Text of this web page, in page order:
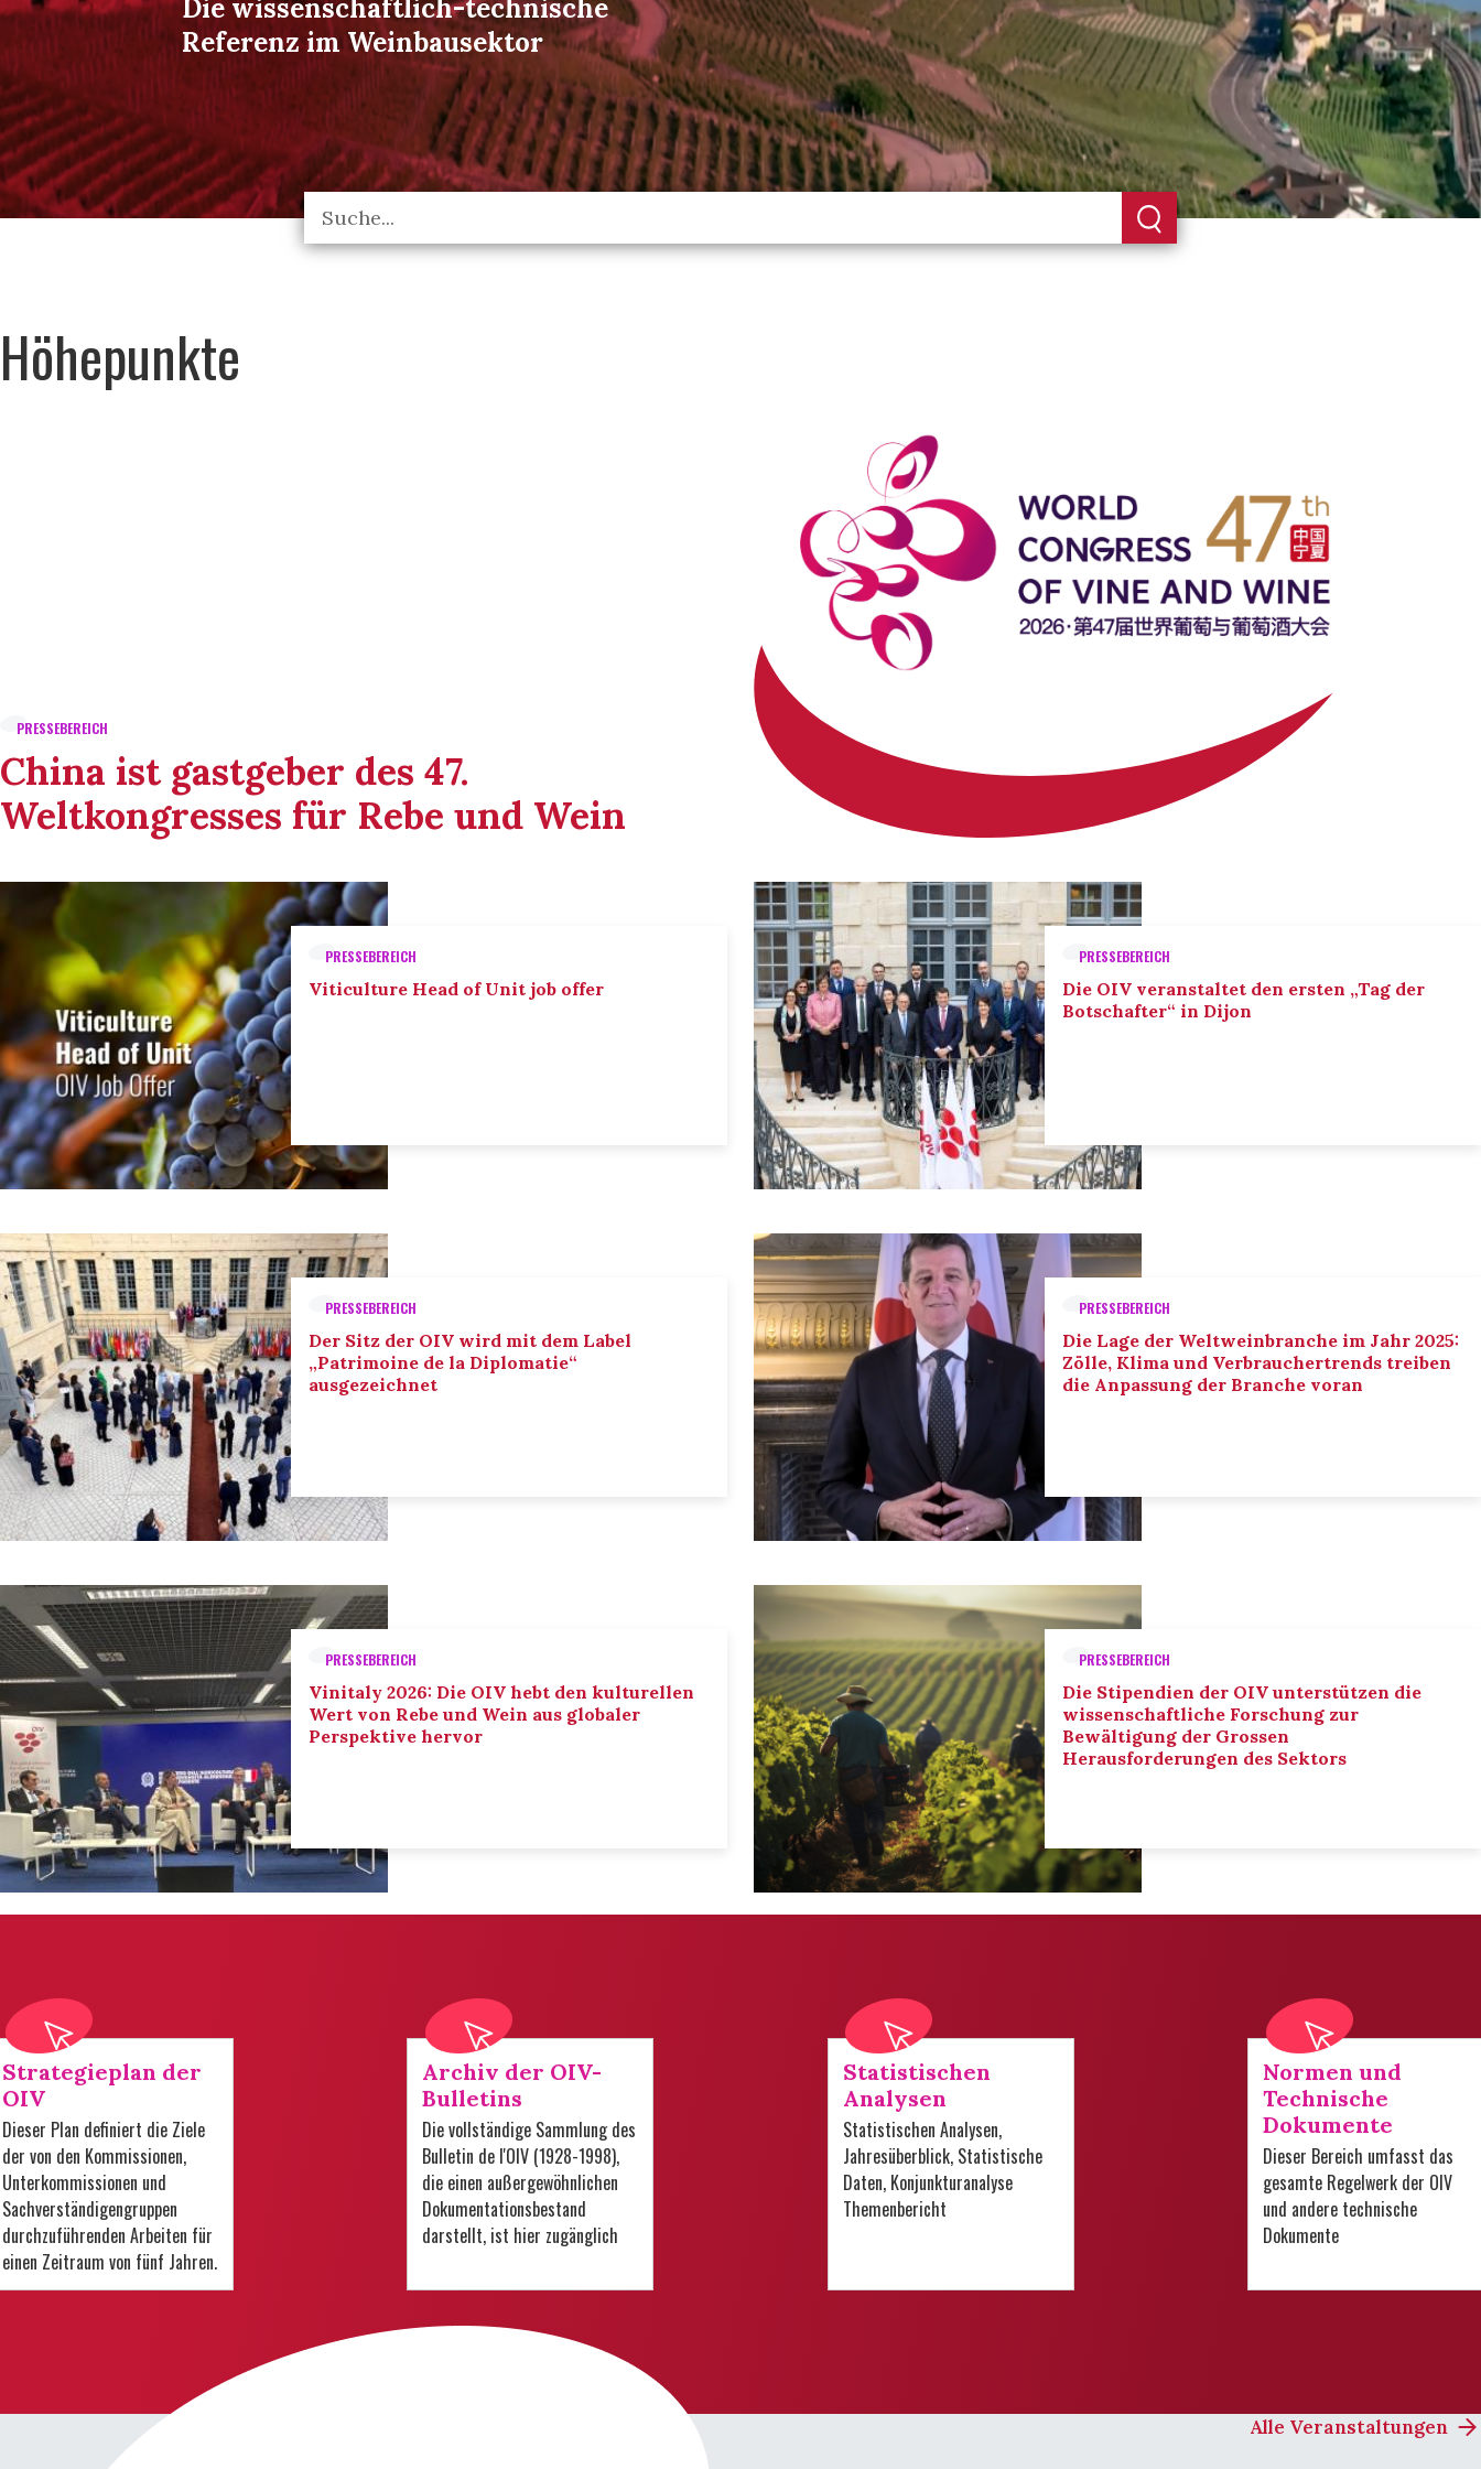
Die wissenschaftlich-technische
Referenz im Weinbausektor
Höhepunkte
PRESSEBEREICH
China ist gastgeber des 47.
Weltkongresses für Rebe und Wein
PRESSEBEREICH
Viticulture Head of Unit job offer
PRESSEBEREICH
Die OIV veranstaltet den ersten „Tag der
Botschafter“ in Dijon
PRESSEBEREICH
Der Sitz der OIV wird mit dem Label
„Patrimoine de la Diplomatie“
ausgezeichnet
PRESSEBEREICH
Die Lage der Weltweinbranche im Jahr 2025:
Zölle, Klima und Verbrauchertrends treiben
die Anpassung der Branche voran
PRESSEBEREICH
Vinitaly 2026: Die OIV hebt den kulturellen
Wert von Rebe und Wein aus globaler
Perspektive hervor
PRESSEBEREICH
Die Stipendien der OIV unterstützen die
wissenschaftliche Forschung zur
Bewältigung der Grossen
Herausforderungen des Sektors
Strategieplan der
OIV
Dieser Plan definiert die Ziele
der von den Kommissionen,
Unterkommissionen und
Sachverständigengruppen
durchzuführenden Arbeiten für
einen Zeitraum von fünf Jahren.
Archiv der OIV-
Bulletins
Die vollständige Sammlung des
Bulletin de l'OIV (1928-1998),
die einen außergewöhnlichen
Dokumentationsbestand
darstellt, ist hier zugänglich
Statistischen
Analysen
Statistischen Analysen,
Jahresüberblick, Statistische
Daten, Konjunkturanalyse
Themenbericht
Normen und
Technische
Dokumente
Dieser Bereich umfasst das
gesamte Regelwerk der OIV
und andere technische
Dokumente
Alle Veranstaltungen